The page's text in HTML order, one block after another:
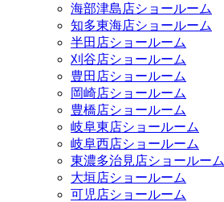
海部津島店ショールーム
知多東海店ショールーム
半田店ショールーム
刈谷店ショールーム
豊田店ショールーム
岡崎店ショールーム
豊橋店ショールーム
岐阜東店ショールーム
岐阜西店ショールーム
東濃多治見店ショールーム
大垣店ショールーム
可児店ショールーム